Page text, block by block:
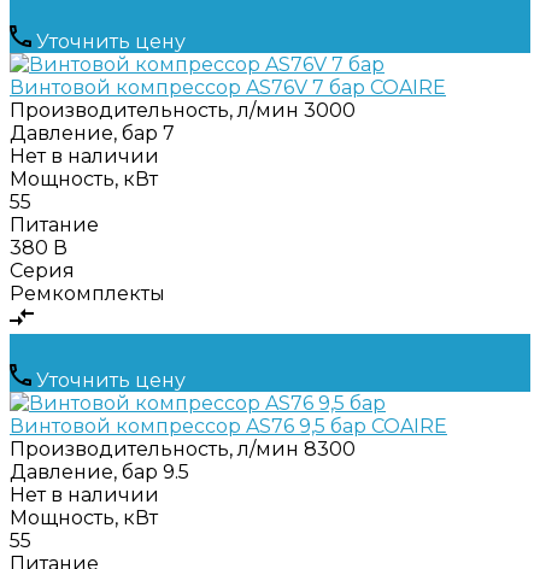
Уточнить цену
Винтовой компрессор AS76V 7 бар COAIRE
Производительность, л/мин 3000
Давление, бар 7
Нет в наличии
Мощность, кВт
55
Питание
380 В
Серия
Ремкомплекты
Уточнить цену
Винтовой компрессор AS76 9,5 бар COAIRE
Производительность, л/мин 8300
Давление, бар 9.5
Нет в наличии
Мощность, кВт
55
Питание